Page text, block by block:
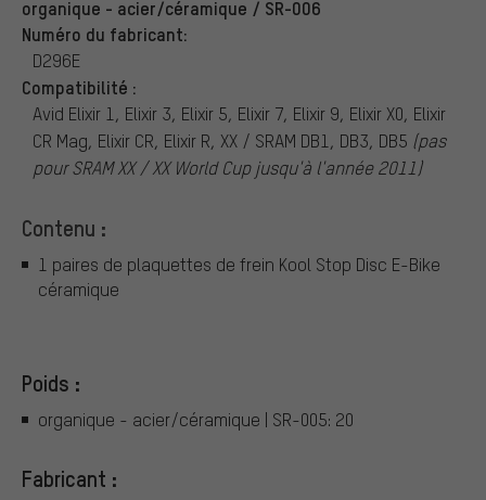
organique - acier/céramique / SR-006
Numéro du fabricant:
D296E
Compatibilité :
Avid Elixir 1, Elixir 3, Elixir 5, Elixir 7, Elixir 9, Elixir X0, Elixir
CR Mag, Elixir CR, Elixir R, XX / SRAM DB1, DB3, DB5 (pas
pour SRAM XX / XX World Cup jusqu'à l'année 2011)
Contenu :
1 paires de plaquettes de frein Kool Stop Disc E-Bike
céramique
Poids :
organique - acier/céramique | SR-005: 20
Fabricant :